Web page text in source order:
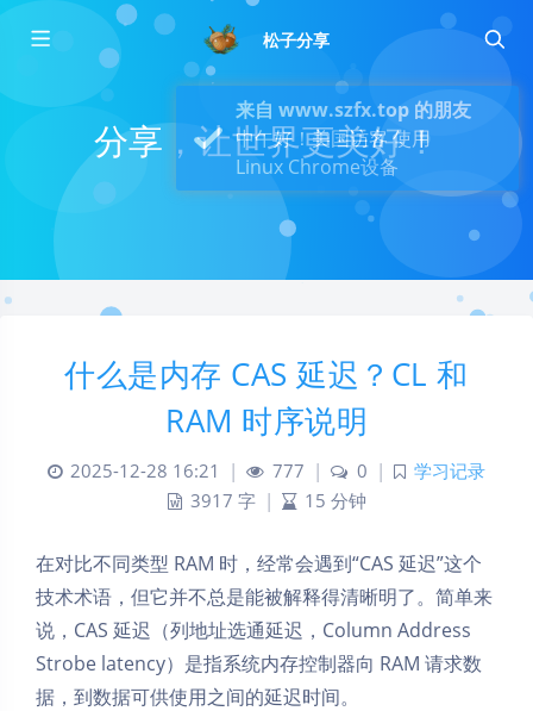
松子分享
分享，让世界更美好！
什么是内存 CAS 延迟？CL 和
RAM 时序说明
2025-12-28 16:21 | 777 | 0 |
学习记录
3917 字 | 15 分钟
在对比不同类型 RAM 时，经常会遇到“CAS 延迟”这个
技术术语，但它并不总是能被解释得清晰明了。简单来
说，CAS 延迟（列地址选通延迟，Column Address
Strobe latency）是指系统内存控制器向 RAM 请求数
据，到数据可供使用之间的延迟时间。